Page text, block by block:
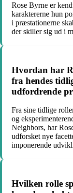
Rose Byrne er
karaktererne hun
i præstationerne
der skiller sig ud i
Hvordan har
fra hendes
udfordrende
Fra sine tidlige
og
Neighbors, har
udforsket nye
imponerende
Hvilken rolle